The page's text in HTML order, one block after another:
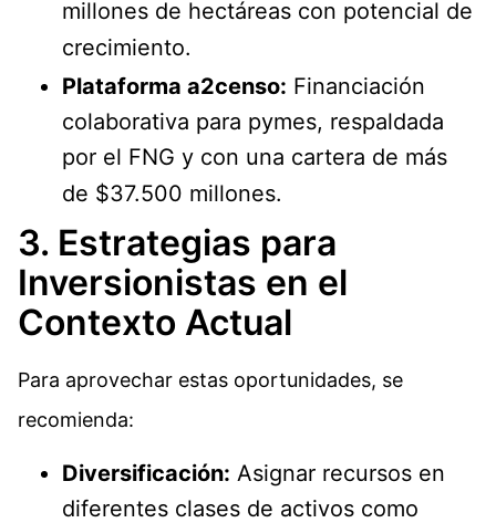
millones de hectáreas con potencial de
crecimiento.
Plataforma a2censo: Financiación
colaborativa para pymes, respaldada
por el FNG y con una cartera de más
de $37.500 millones.
3. Estrategias para
Inversionistas en el
Contexto Actual
Para aprovechar estas oportunidades, se
recomienda:
Diversificación: Asignar recursos en
diferentes clases de activos como